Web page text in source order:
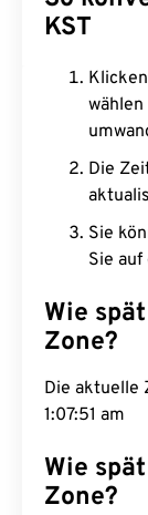
KST
Die
Sie
Sie
Wie
Zone?
Die aktuelle
1:07:52 am
Wie
Zone?